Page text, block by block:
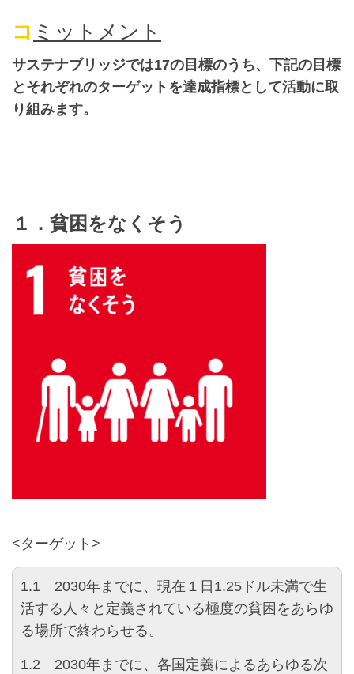
コ ミットメント
サステナブリッジでは17の目標のうち、下記の目標
とそれぞれのターゲットを達成指標として活動に取
り組みます。
１．貧困をなくそう
<ターゲット>
1.1 2030年までに、現在１日1.25ドル未満で生
活する人々と定義されている極度の貧困をあらゆ
る場所で終わらせる。
1.2 2030年までに、各国定義によるあらゆる次